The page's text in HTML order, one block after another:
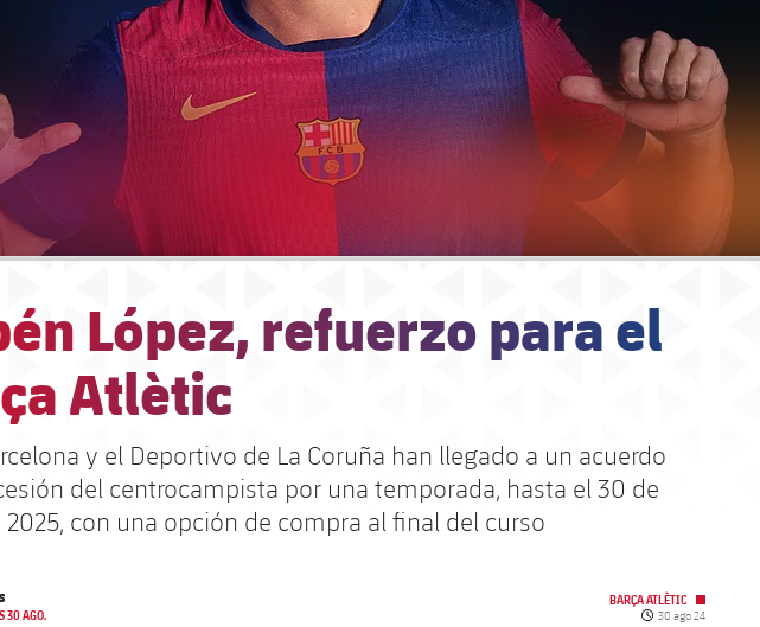
López, refuerzo para el
Atlètic
y el Deportivo de La Coruña han llegado a un acuerdo
del centrocampista por una temporada, hasta el 30 de
2025, con una opción de compra al final del curso
30 AGO.
BARÇA ATLÈTIC
Fecha de publicación
30 ago 24